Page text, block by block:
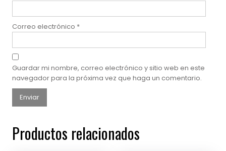
Correo electrónico *
Guardar mi nombre, correo electrónico y sitio web en este
navegador para la próxima vez que haga un comentario.
Productos relacionados